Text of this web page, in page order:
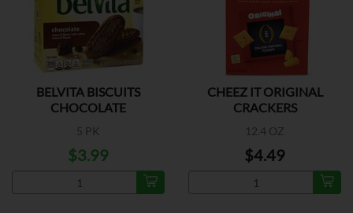
BELVITA BISCUITS
CHOCOLATE
5 PK
$3.99
CHEEZ IT ORIGINAL
CRACKERS
12.4 OZ
$4.49